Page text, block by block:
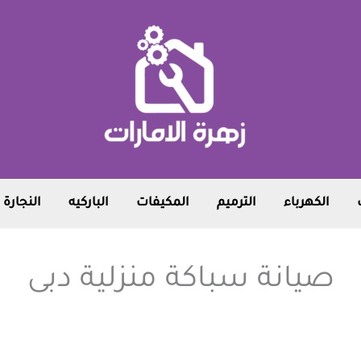
الكهرباء الترميم المكيفات الباركيه النجارة
صيانة سباكة منزلية دبى